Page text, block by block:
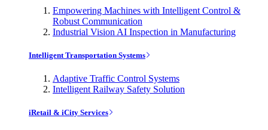
Empowering Machines with Intelligent Control &
Robust Communication
Industrial Vision AI Inspection in Manufacturing
Intelligent Transportation Systems
Adaptive Traffic Control Systems
Intelligent Railway Safety Solution
iRetail & iCity Services